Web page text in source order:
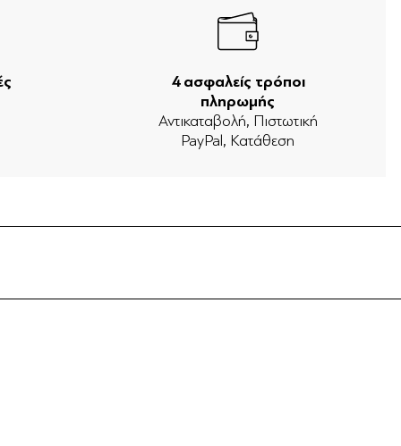
4 ασφαλείς τρόποι
πληρωμής
Αντικαταβολή, Πιστωτική
PayPal, Κατάθεση